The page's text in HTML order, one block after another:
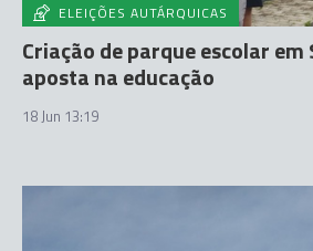
ELEIÇÕES AUTÁRQUICAS
Criação de parque escolar em
aposta na educação
18 Jun 13:19